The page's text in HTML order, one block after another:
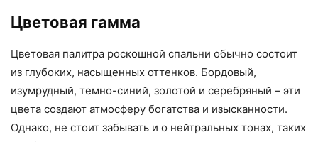
Цветовая гамма
Цветовая палитра роскошной спальни обычно состоит
из глубоких, насыщенных оттенков. Бордовый,
изумрудный, темно-синий, золотой и серебряный – эти
цвета создают атмосферу богатства и изысканности.
Однако, не стоит забывать и о нейтральных тонах, таких